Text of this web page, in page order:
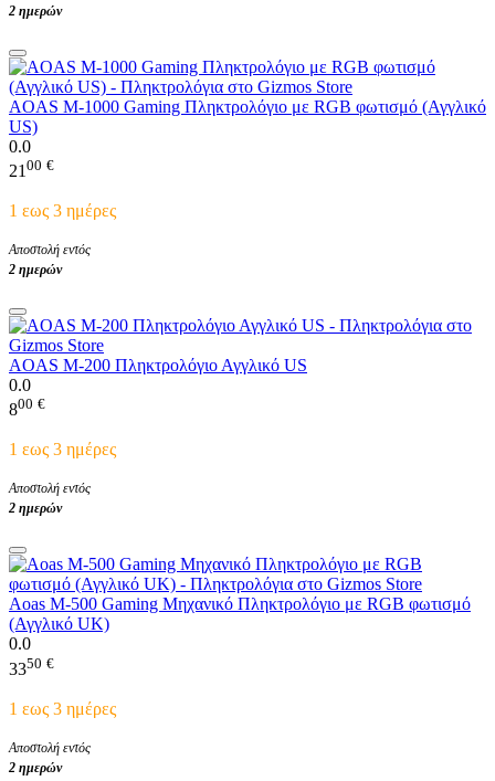
2 ημερών
AOAS M-1000 Gaming Πληκτρολόγιο με RGB φωτισμό (Αγγλικό
US)
0.0
21 00 €
1 εως 3 ημέρες
Αποστολή εντός
2 ημερών
AOAS M-200 Πληκτρολόγιο Αγγλικό US
0.0
800 €
1 εως 3 ημέρες
Αποστολή εντός
2 ημερών
Aoas M-500 Gaming Μηχανικό Πληκτρολόγιο με RGB φωτισμό
(Αγγλικό UK)
0.0
3350 €
1 εως 3 ημέρες
Αποστολή εντός
2 ημερών